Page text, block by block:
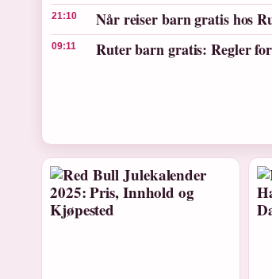
21:10 Når reiser barn gratis hos
09:11 Ruter barn gratis: Regler